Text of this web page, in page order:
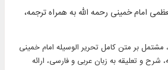
امام خمینی رحمه الله به همراه ترجمه،
کتاب در ۱۶۲ جلد، مشتمل بر‌ متن کامل تحریر الوسیله امام خمینی
شرح و تعلیقه به زبان عربی و فارسی، ارائه